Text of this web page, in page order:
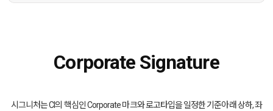
Corporate Signature
시그니처는 CI의 핵심인 Corporate 마크와 로고타입을 일정한 기준아래 상하, 좌